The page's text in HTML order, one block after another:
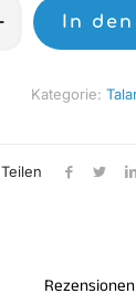
In
Kategorie:
Teilen
Rezensionen